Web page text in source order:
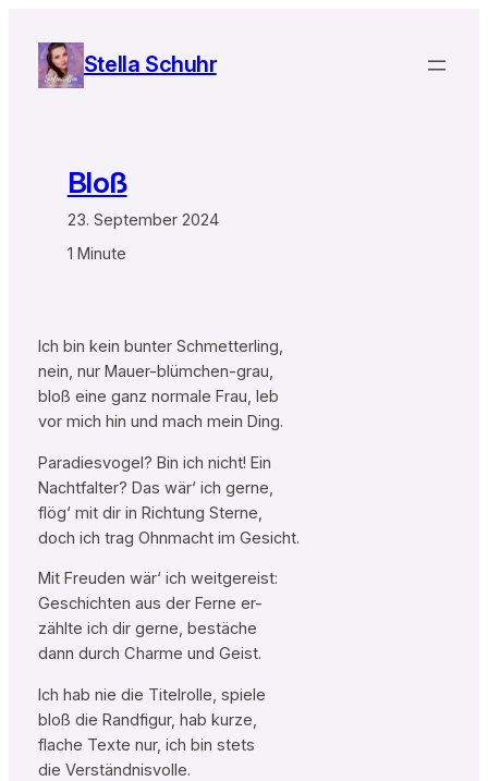
Inhalt
springen
Stella Schuhr
Bloß
23. September 2024
1 Minute
Ich bin kein bunter Schmetterling,
nein, nur Mauer-blümchen-grau,
bloß eine ganz normale Frau, leb
vor mich hin und mach mein Ding.
Paradiesvogel? Bin ich nicht! Ein
Nachtfalter? Das wär‘ ich gerne,
flög‘ mit dir in Richtung Sterne,
doch ich trag Ohnmacht im Gesicht.
Mit Freuden wär‘ ich weitgereist:
Geschichten aus der Ferne er-
zählte ich dir gerne, bestäche
dann durch Charme und Geist.
Ich hab nie die Titelrolle, spiele
bloß die Randfigur, hab kurze,
flache Texte nur, ich bin stets
die Verständnisvolle.